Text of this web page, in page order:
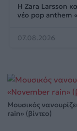
Η Zara Larsson
νέο pop anthem
07.08.2026
Μουσικός
rain» (βίντεο)